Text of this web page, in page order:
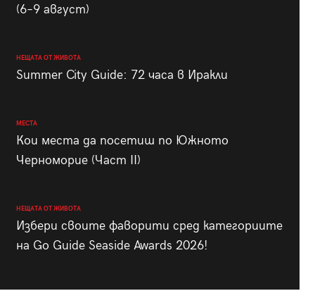
(6–9 август)
НЕЩАТА ОТ ЖИВОТА
Summer City Guide: 72 часа в Иракли
МЕСТА
Кои места да посетиш по Южното
Черноморие (Част II)
НЕЩАТА ОТ ЖИВОТА
Избери своите фаворити сред категориите
на Go Guide Seaside Awards 2026!